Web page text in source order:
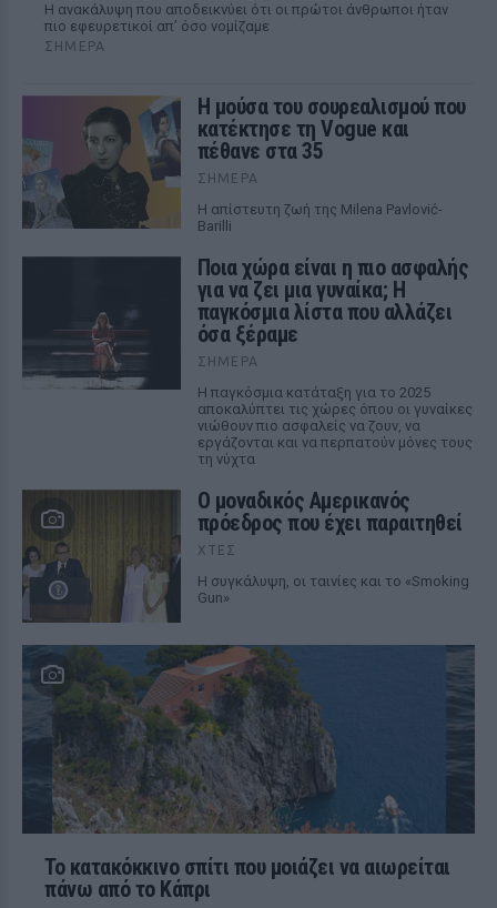
Η ανακάλυψη που αποδεικνύει ότι οι πρώτοι άνθρωποι ήταν
πιο εφευρετικοί απ’ όσο νομίζαμε
ΣΉΜΕΡΑ
Η μούσα του σουρεαλισμού που
κατέκτησε τη Vogue και
πέθανε στα 35
ΣΉΜΕΡΑ
Η απίστευτη ζωή της Milena Pavlović-
Barilli
Ποια χώρα είναι η πιο ασφαλής
για να ζει μια γυναίκα; Η
παγκόσμια λίστα που αλλάζει
όσα ξέραμε
ΣΉΜΕΡΑ
Η παγκόσμια κατάταξη για το 2025
αποκαλύπτει τις χώρες όπου οι γυναίκες
νιώθουν πιο ασφαλείς να ζουν, να
εργάζονται και να περπατούν μόνες τους
τη νύχτα
Ο μοναδικός Αμερικανός
πρόεδρος που έχει παραιτηθεί
ΧΤΕΣ
Η συγκάλυψη, οι ταινίες και το «Smoking
Gun»
Το κατακόκκινο σπίτι που μοιάζει να αιωρείται
πάνω από το Κάπρι